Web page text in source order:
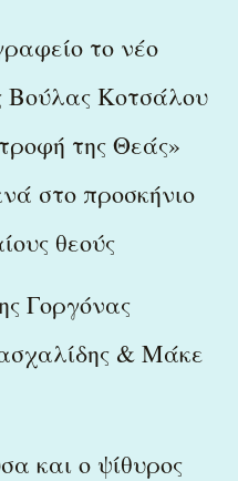
το νέο
Βούλας Κοτσάλου
της Θεάς»
στο προσκήνιο
θεούς
Γοργόνας
& Μάκε
και ο ψίθυρος